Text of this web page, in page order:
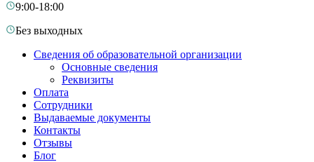
9:00-18:00
Без выходных
Сведения об образовательной организации
Основные сведения
Реквизиты
Оплата
Сотрудники
Выдаваемые документы
Контакты
Отзывы
Блог